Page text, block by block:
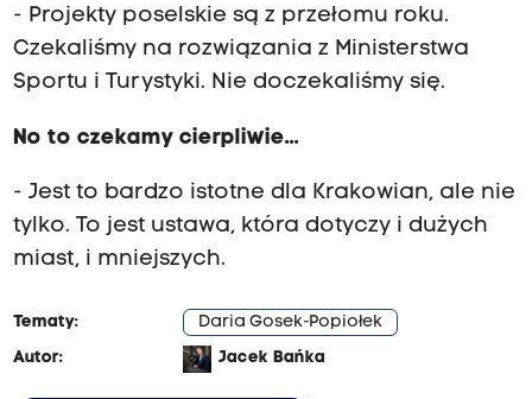
- Projekty poselskie są z przełomu roku.
Czekaliśmy na rozwiązania z Ministerstwa
Sportu i Turystyki. Nie doczekaliśmy się.
No to czekamy cierpliwie...
- Jest to bardzo istotne dla Krakowian, ale nie
tylko. To jest ustawa, która dotyczy i dużych
miast, i mniejszych.
Tematy:
Daria Gosek-Popiołek
Autor:
Jacek Bańka